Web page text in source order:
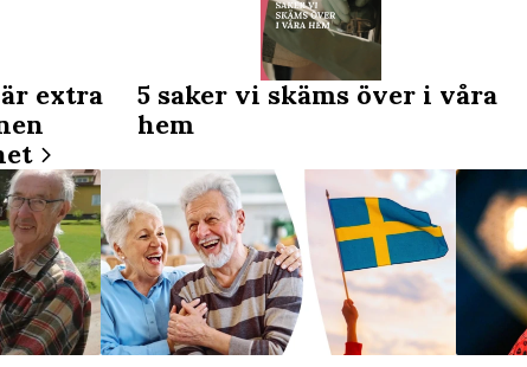
extra
5 saker vi skäms över i våra
hem